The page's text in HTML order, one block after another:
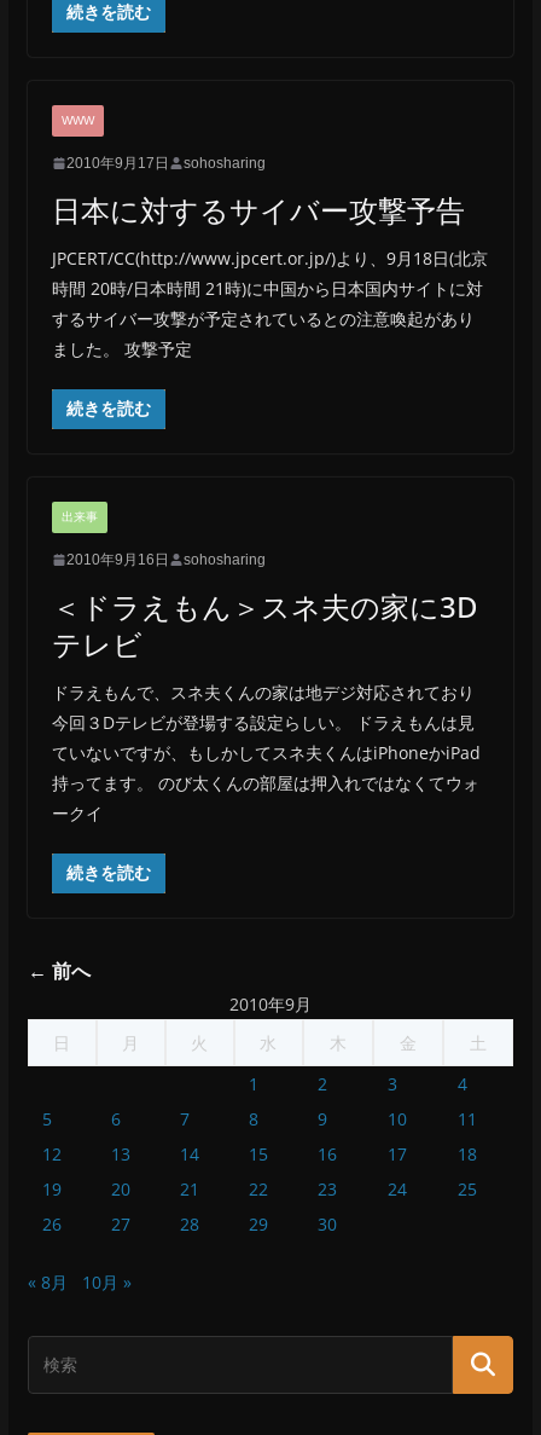
続きを読む
WWW
2010年9月17日 sohosharing
日本に対するサイバー攻撃予告
JPCERT/CC(http://www.jpcert.or.jp/)より、9月18日(北京
時間 20時/日本時間 21時)に中国から日本国内サイトに対
するサイバー攻撃が予定されているとの注意喚起があり
ました。 攻撃予定
続きを読む
出来事
2010年9月16日 sohosharing
＜ドラえもん＞スネ夫の家に3D
テレビ
ドラえもんで、スネ夫くんの家は地デジ対応されており
今回３Dテレビが登場する設定らしい。 ドラえもんは見
ていないですが、もしかしてスネ夫くんはiPhoneかiPad
持ってます。 のび太くんの部屋は押入れではなくてウォ
ークイ
続きを読む
← 前へ
2010年9月
日
月 火 水 木 金
土
1
2 3
4
5
6 7 8 9 10
11
12
13 14 15 16 17
18
19
20 21 22 23 24
25
26
27 28 29 30
« 8月 10月 »